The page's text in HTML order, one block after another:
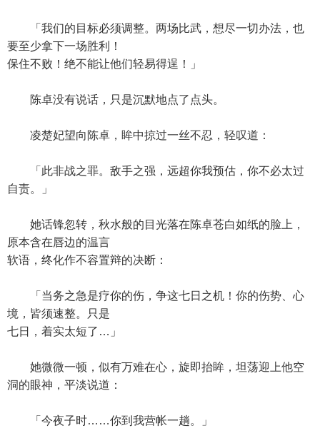
「我们的目标必须调整。两场比武，想尽一切办法，也
要至少拿下一场胜利！
保住不败！绝不能让他们轻易得逞！」
陈卓没有说话，只是沉默地点了点头。
凌楚妃望向陈卓，眸中掠过一丝不忍，轻叹道：
「此非战之罪。敌手之强，远超你我预估，你不必太过
自责。」
她话锋忽转，秋水般的目光落在陈卓苍白如纸的脸上，
原本含在唇边的温言
软语，终化作不容置辩的决断：
「当务之急是疗你的伤，争这七日之机！你的伤势、心
境，皆须速整。只是
七日，着实太短了…」
她微微一顿，似有万难在心，旋即抬眸，坦荡迎上他空
洞的眼神，平淡说道：
「今夜子时……你到我营帐一趟。」